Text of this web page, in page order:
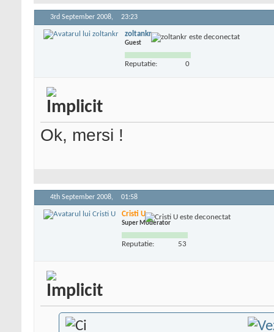
3rd September 2008, 23:23
zoltankr
Guest
Reputatie: 0
Ok, mersi !
4th September 2008, 01:58
Cristi U
Super Moderator
Reputatie: 53